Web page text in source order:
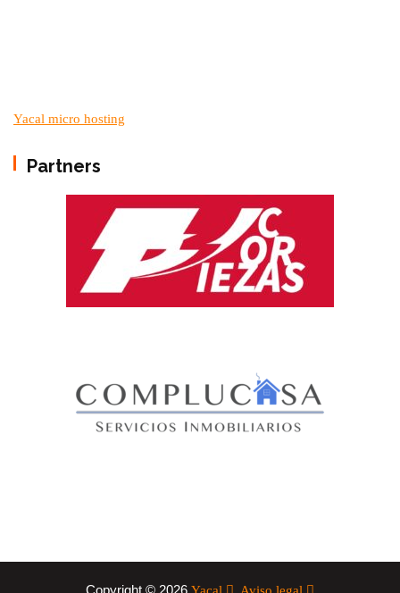
Yacal micro hosting
Partners
Copyright © 2026